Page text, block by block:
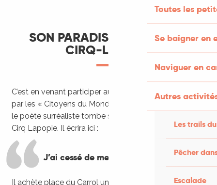
Toutes les
Se baigner en
Naviguer en
Autres
Les trails
Pêcher
Escalade
SON PARADIS C'EST SAINT-
CIRQ-LAPOPIE
C’est en venant participer au rassemblement organisé
par les « Citoyens du Monde » en 1950 à Cahors, que
le poète surréaliste tombe sous le charme de Saint-
Cirq Lapopie. Il écrira ici :
J’ai cessé de me désirer ailleurs.
Il achète place du Carrol une ancienne auberge de